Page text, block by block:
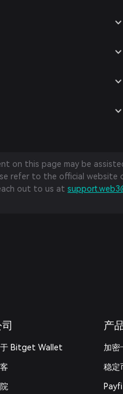
on this page may be
refer to the official
out to us at
Bitget Wallet
产
加密
稳定